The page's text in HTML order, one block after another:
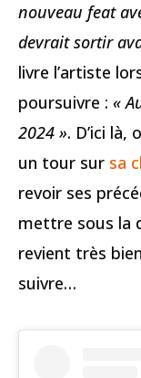
nouveau feat
devrait sortir
livre l’artiste
poursuivre : «
2024 ». D’ici
un tour sur sa
revoir ses
mettre sous la
revient très
suivre…